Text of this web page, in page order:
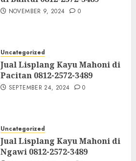
NOVEMBER 9, 2024 0
Uncategorized
Jual Lisplang Kayu Mahoni di
Pacitan 0812-2572-3489
SEPTEMBER 24, 2024 0
Uncategorized
Jual Lisplang Kayu Mahoni di
Ngawi 0812-2572-3489